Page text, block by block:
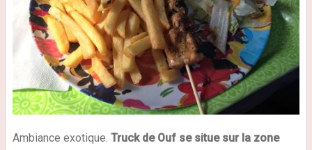
Ambiance exotique. Truck de Ouf se situe sur la zone